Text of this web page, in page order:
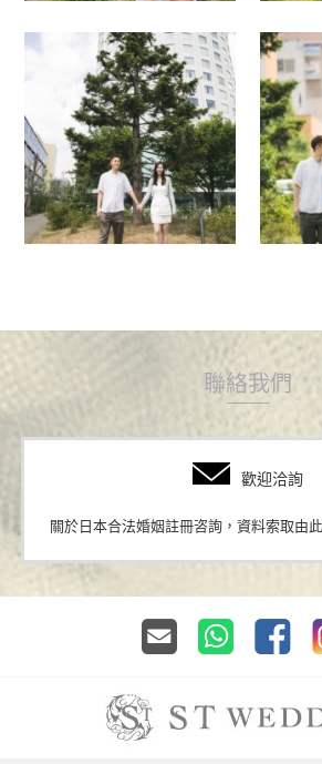
聯絡我們
歡迎洽詢
關於日本合法婚姻註冊咨詢，資料索取由